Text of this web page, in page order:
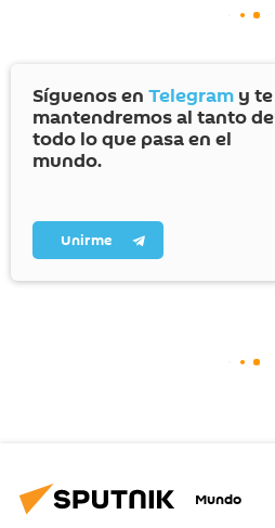
Síguenos en Telegram y te
mantendremos al tanto de
todo lo que pasa en el
mundo.
Unirme
Mundo